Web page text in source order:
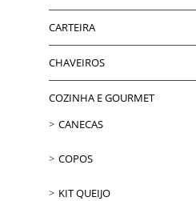
CARTEIRA
CHAVEIROS
COZINHA E GOURMET
CANECAS
COPOS
KIT QUEIJO